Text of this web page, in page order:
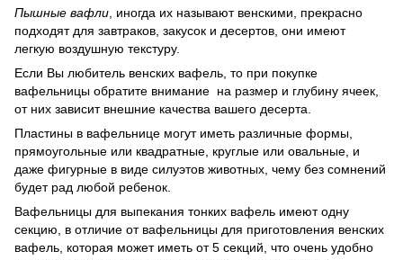
Пышные вафли, иногда их называют венскими, прекрасно
подходят для завтраков, закусок и десертов, они имеют
легкую воздушную текстуру.
Если Вы любитель венских вафель, то при покупке
вафельницы обратите внимание на размер и глубину ячеек,
от них зависит внешние качества вашего десерта.
Пластины в вафельнице могут иметь различные формы,
прямоугольные или квадратные, круглые или овальные, и
даже фигурные в виде силуэтов животных, чему без сомнений
будет рад любой ребенок.
Вафельницы для выпекания тонких вафель имеют одну
секцию, в отличие от вафельницы для приготовления венских
вафель, которая может иметь от 5 секций, что очень удобно